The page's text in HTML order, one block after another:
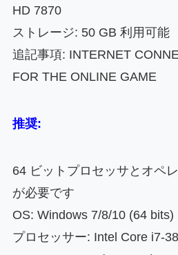
HD 7870
ストレージ: 50 GB 利用可能
追記事項: INTERNET
FOR THE ONLINE GAME
推奨:
64 ビットプロセッサとオペ
が必要です
OS: Windows 7/8/10 (64 bits)
プロセッサー: Intel Core i7-